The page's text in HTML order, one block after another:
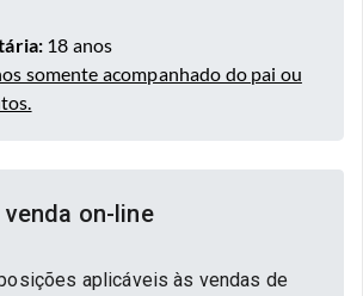
18 anos
somente acompanhado do pai ou
venda on-line
aplicáveis às vendas de